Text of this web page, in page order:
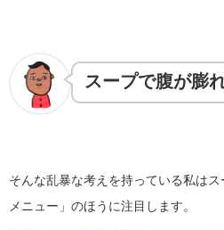
スープで腹が膨
そんな乱暴な考えを持っている私は
メニュー」のほうに注目します。